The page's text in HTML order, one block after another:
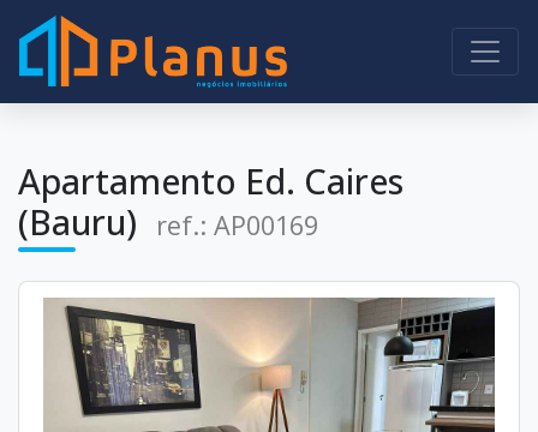
Apartamento Ed. Caires
(Bauru)
ref.: AP00169